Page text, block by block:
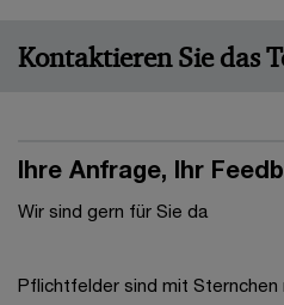
Kontaktieren Sie das
Ihre Anfrage, Ihr
Wir sind gern für Sie da
Pflichtfelder sind mit Sternchen